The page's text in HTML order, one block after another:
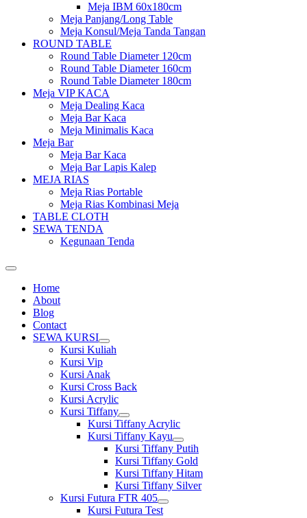
Meja IBM 60x180cm
Meja Panjang/Long Table
Meja Konsul/Meja Tanda Tangan
ROUND TABLE
Round Table Diameter 120cm
Round Table Diameter 160cm
Round Table Diameter 180cm
Meja VIP KACA
Meja Dealing Kaca
Meja Bar Kaca
Meja Minimalis Kaca
Meja Bar
Meja Bar Kaca
Meja Bar Lapis Kalep
MEJA RIAS
Meja Rias Portable
Meja Rias Kombinasi Meja
TABLE CLOTH
SEWA TENDA
Kegunaan Tenda
Home
About
Blog
Contact
SEWA KURSI
Show
sub
Kursi Kuliah
Kursi Vip
Kursi Anak
Kursi Cross Back
Kursi Acrylic
Kursi Tiffany
Show
sub
menu
Kursi Tiffany Acrylic
Kursi Tiffany Kayu
Show
sub
menu
Kursi Tiffany Putih
Kursi Tiffany Gold
Kursi Tiffany Hitam
Kursi Tiffany Silver
Kursi Futura FTR 405
Show
Kursi Futura Test